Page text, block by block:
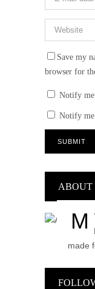
Save my
browser for
Notify
Notify me
ABOUT
M
made